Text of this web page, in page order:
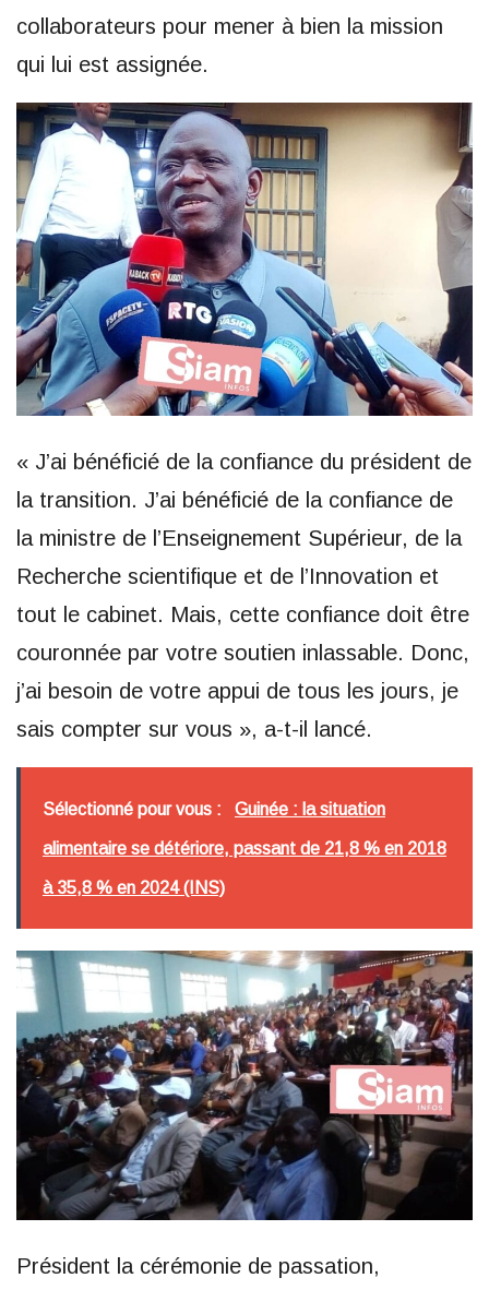
collaborateurs pour mener à bien la mission
qui lui est assignée.
« J’ai bénéficié de la confiance du président de
la transition. J’ai bénéficié de la confiance de
la ministre de l’Enseignement Supérieur, de la
Recherche scientifique et de l’Innovation et
tout le cabinet. Mais, cette confiance doit être
couronnée par votre soutien inlassable. Donc,
j’ai besoin de votre appui de tous les jours, je
sais compter sur vous », a-t-il lancé.
Sélectionné pour vous : Guinée : la situation
alimentaire se détériore, passant de 21,8 % en 2018
à 35,8 % en 2024 (INS)
Président la cérémonie de passation,